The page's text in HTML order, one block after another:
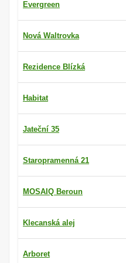
Evergreen
Nová Waltrovka
Rezidence Blízká
Habitat
Jateční 35
Staropramenná 21
MOSAIQ Beroun
Klecanská alej
Arboret